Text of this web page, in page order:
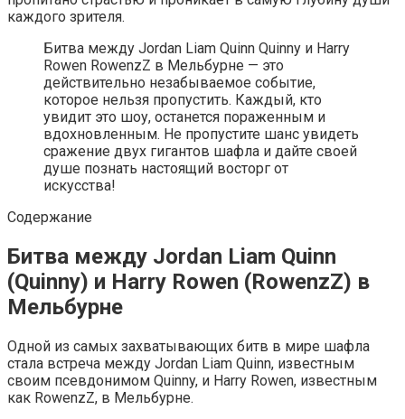
каждого зрителя.
Битва между Jordan Liam Quinn Quinny и Harry
Rowen RowenzZ в Мельбурне — это
действительно незабываемое событие,
которое нельзя пропустить. Каждый, кто
увидит это шоу, останется пораженным и
вдохновленным. Не пропустите шанс увидеть
сражение двух гигантов шафла и дайте своей
душе познать настоящий восторг от
искусства!
Содержание
Битва между Jordan Liam Quinn
(Quinny) и Harry Rowen (RowenzZ) в
Мельбурне
Одной из самых захватывающих битв в мире шафла
стала встреча между Jordan Liam Quinn, известным
своим псевдонимом Quinny, и Harry Rowen, известным
как RowenzZ, в Мельбурне.